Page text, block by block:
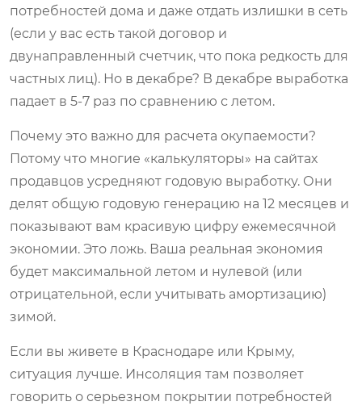
потребностей дома и даже отдать излишки в сеть
(если у вас есть такой договор и
двунаправленный счетчик, что пока редкость для
частных лиц). Но в декабре? В декабре выработка
падает в 5-7 раз по сравнению с летом.
Почему это важно для расчета окупаемости?
Потому что многие «калькуляторы» на сайтах
продавцов усредняют годовую выработку. Они
делят общую годовую генерацию на 12 месяцев и
показывают вам красивую цифру ежемесячной
экономии. Это ложь. Ваша реальная экономия
будет максимальной летом и нулевой (или
отрицательной, если учитывать амортизацию)
зимой.
Если вы живете в Краснодаре или Крыму,
ситуация лучше. Инсоляция там позволяет
говорить о серьезном покрытии потребностей